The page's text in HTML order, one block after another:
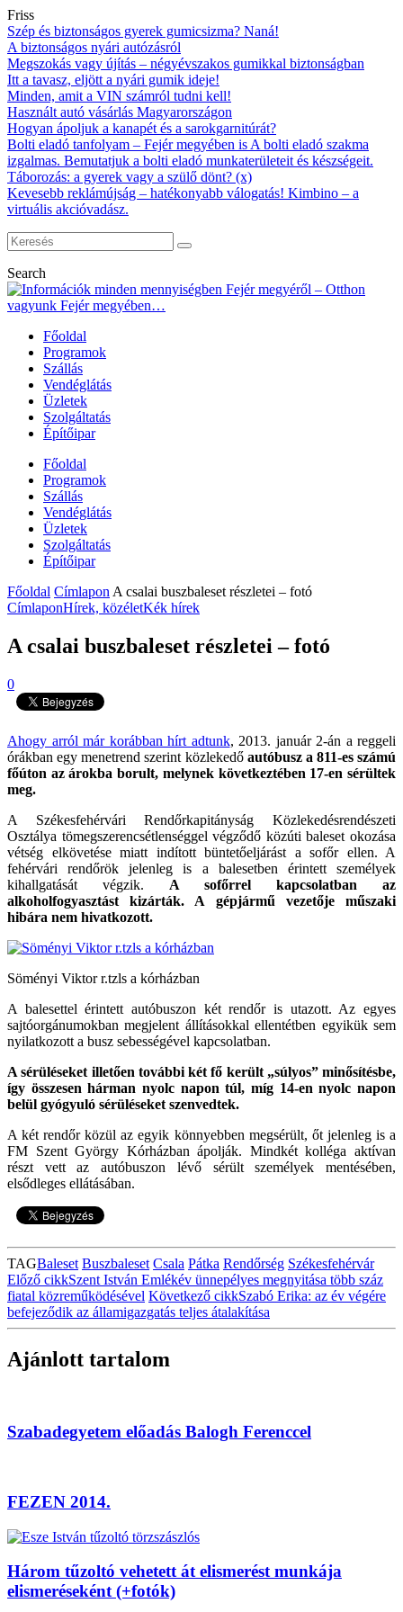
Friss
Szép és biztonságos gyerek gumicsizma? Naná!
A biztonságos nyári autózásról
Megszokás vagy újítás – négyévszakos gumikkal biztonságban
Itt a tavasz, eljött a nyári gumik ideje!
Minden, amit a VIN számról tudni kell!
Használt autó vásárlás Magyarországon
Hogyan ápoljuk a kanapét és a sarokgarnitúrát?
Bolti eladó tanfolyam – Fejér megyében is A bolti eladó szakma
izgalmas. Bemutatjuk a bolti eladó munkaterületeit és készségeit.
Táborozás: a gyerek vagy a szülő dönt? (x)
Kevesebb reklámújság – hatékonyabb válogatás! Kimbino – a
virtuális akcióvadász.
Search
Főoldal
Programok
Szállás
Vendéglátás
Üzletek
Szolgáltatás
Építőipar
Főoldal
Programok
Szállás
Vendéglátás
Üzletek
Szolgáltatás
Építőipar
Főoldal Címlapon A csalai buszbaleset részletei – fotó
CímlaponHírek, közéletKék hírek
A csalai buszbaleset részletei – fotó
0
Ahogy arról már korábban hírt adtunk, 2013. január 2-án a reggeli
órákban egy menetrend szerint közlekedőautóbusz a 811-es számú
főúton az árokba borult, melynek következtében 17-en sérültek
meg.
A Székesfehérvári Rendőrkapitányság Közlekedésrendészeti
Osztálya tömegszerencsétlenséggel végződő közúti baleset okozása
vétség elkövetése miatt indított büntetőeljárást a sofőr ellen. A
fehérvári rendőrök jelenleg is a balesetben érintett személyek
kihallgatását végzik. A sofőrrel kapcsolatban az
alkoholfogyasztást kizárták. A gépjármű vezetője műszaki
hibára nem hivatkozott.
Söményi Viktor r.tzls a kórházban
A balesettel érintett autóbuszon két rendőr is utazott. Az egyes
sajtóorgánumokban megjelent állításokkal ellentétben egyikük sem
nyilatkozott a busz sebességével kapcsolatban.
A sérüléseket illetően további két fő került „súlyos” minősítésbe,
így összesen hárman nyolc napon túl, míg 14-en nyolc napon
belül gyógyuló sérüléseket szenvedtek.
A két rendőr közül az egyik könnyebben megsérült, őt jelenleg is a
FM Szent György Kórházban ápolják. Mindkét kolléga aktívan
részt vett az autóbuszon lévő sérült személyek mentésében,
elsődleges ellátásában.
TAGBaleset Buszbaleset Csala Pátka Rendőrség Székesfehérvár
Előző cikkSzent István Emlékév ünnepélyes megnyitása több száz
fiatal közreműködésével Következő cikkSzabó Erika: az év végére
befejeződik az államigazgatás teljes átalakítása
Ajánlott tartalom
Szabadegyetem előadás Balogh Ferenccel
FEZEN 2014.
Három tűzoltó vehetett át elismerést munkája
elismeréseként (+fotók)